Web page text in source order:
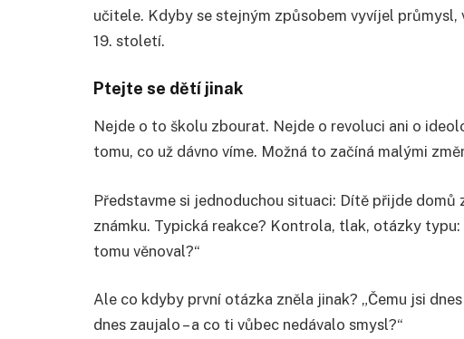
učitele. Kdyby se stejným způsobem vyvíjel
19. století.
Ptejte se dětí jinak
Nejde o to školu zbourat. Nejde o revoluci ani o
tomu, co už dávno víme. Možná to začíná malými
Představme si jednoduchou situaci: Dítě přijde
známku. Typická reakce? Kontrola, tlak, otázky typu:
tomu věnoval?“
Ale co kdyby první otázka zněla jinak? „Čemu jsi
dnes zaujalo – a co ti vůbec nedávalo smysl?“